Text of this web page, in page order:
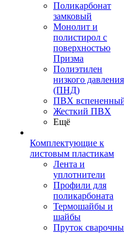
Поликарбонат
замковый
Монолит и
полистирол с
поверхностью
Призма
Полиэтилен
низкого давления
(ПНД)
ПВХ
Жесткий ПВХ
Ещё
Комплектующие к
листовым пластикам
Лента и
уплотнители
Профили для
поликарбоната
Термошайбы и
шайбы
Пруток